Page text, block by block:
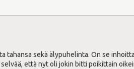
sekä älypuhelinta. On se
että nyt oli jokin bitti poikittain